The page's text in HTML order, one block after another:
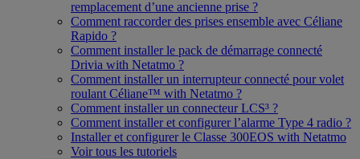
remplacement d’une ancienne prise ?
Comment raccorder des prises ensemble avec Céliane
Rapido ?
Comment installer le pack de démarrage connecté
Drivia with Netatmo ?
Comment installer un interrupteur connecté pour volet
roulant Céliane™ with Netatmo ?
Comment installer un connecteur LCS³ ?
Comment installer et configurer l’alarme Type 4 radio ?
Installer et configurer le Classe 300EOS with Netatmo
Voir tous les tutoriels